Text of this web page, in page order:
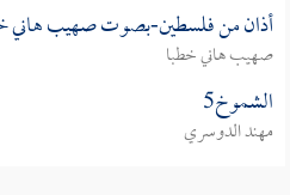
أذان من فلسطين-بصوت صهيب هاني
صهيب هاني خطبا
الشموخ5
مهند الدوسري